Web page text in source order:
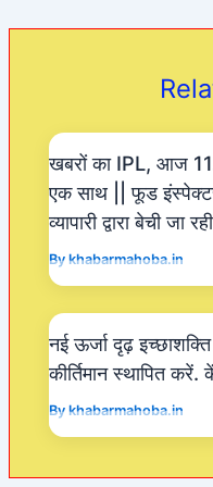
b
k
A
खबरों का IPL, आज
एक साथ || फूड इंस्पेक्टर
व्यापारी द्वारा बेची जा
Bykhabarmahoba.in
नई ऊर्जा दृढ़
कीर्तिमान स्थापित करें.
Bykhabarmahoba.in